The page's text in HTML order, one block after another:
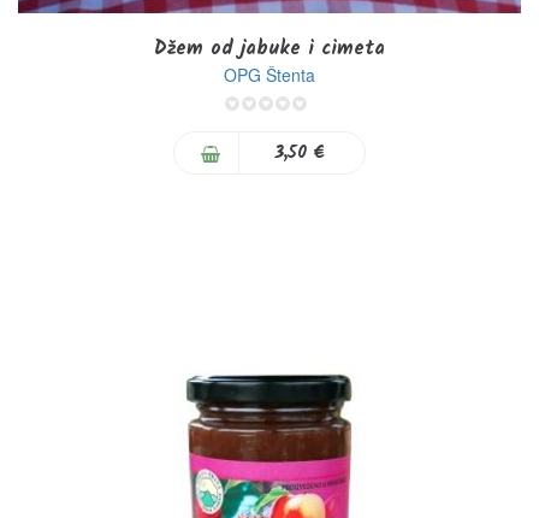
Džem od jabuke i cimeta
OPG Štenta
3,50 €